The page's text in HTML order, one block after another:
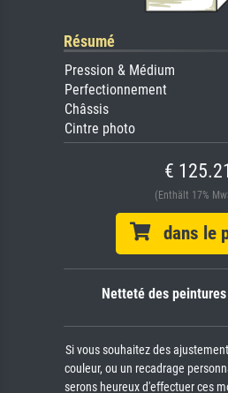
Résumé
Pression & Médium
Perfectionnement
Châssis
Cintre photo
€ 125.21
(Enthält 17%
dans le
Netteté des peintures
Si vous souhaitez des
couleur, ou un recadrage
serons heureux d'effectuer ces